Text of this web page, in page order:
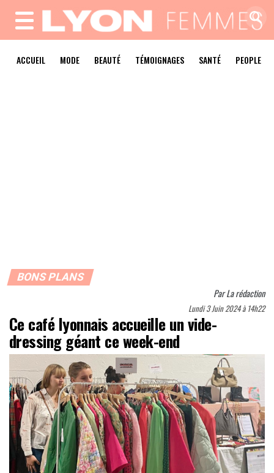
MENU
ACCUEIL MODE BEAUTÉ TÉMOIGNAGES SANTÉ PEOPLE
BONS PLANS
ParLa rédaction
Lundi 3 Juin 2024 à 14h22
Ce café lyonnais accueille un vide-
dressing géant ce week-end